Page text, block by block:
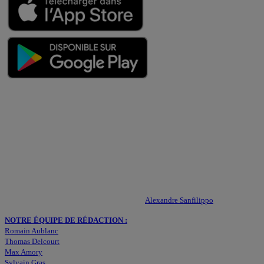
Alexandre Sanfilippo
NOTRE ÉQUIPE DE RÉDACTION :
Romain Aublanc
Thomas Delcourt
Max Amory